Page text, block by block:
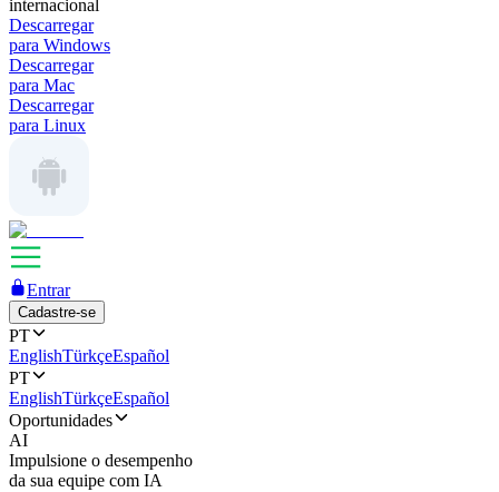
internacional
Descarregar
para Windows
Descarregar
para Mac
Descarregar
para Linux
Entrar
Cadastre-se
PT
EnglishTürkçeEspañol
PT
EnglishTürkçeEspañol
Oportunidades
AI
Impulsione o desempenho
da sua equipe com IA